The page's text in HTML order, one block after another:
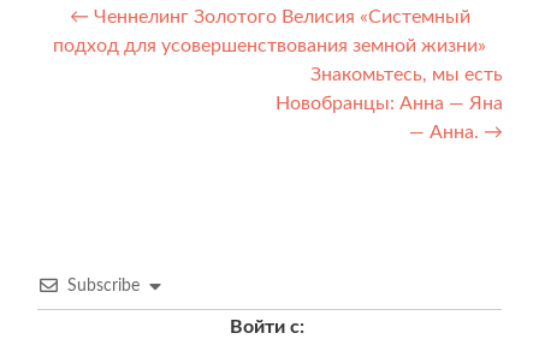
Навигация
по
← Ченнелинг Золотого Велисия «Системный
подход для усовершенствования земной жизни»
Знакомьтесь, мы есть
Новобранцы: Анна — Яна
— Анна. →
Subscribe
Войти с: